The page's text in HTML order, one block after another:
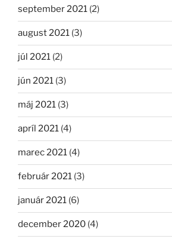
september 2021 (2)
august 2021 (3)
júl 2021 (2)
jún 2021 (3)
máj 2021 (3)
apríl 2021 (4)
marec 2021 (4)
február 2021 (3)
január 2021 (6)
december 2020 (4)